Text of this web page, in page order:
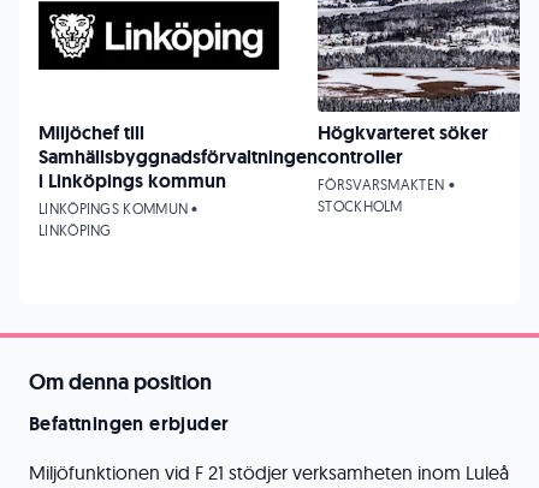
Om denna position
Befattningen erbjuder
Miljöfunktionen vid F 21 stödjer verksamheten inom Luleå
Miljöchef till
Samhällsbyggnadsförvaltningen
i Linköpings kommun
LINKÖPINGS KOMMUN •
LINKÖPING
Högkvarteret söker
controller
FÖRSVARSMAKTEN •
STOCKHOLM